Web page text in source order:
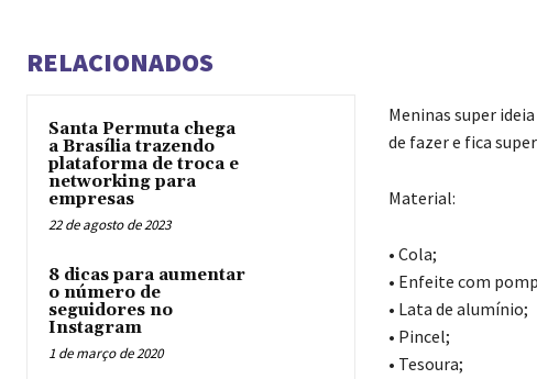
RELACIONADOS
Santa Permuta chega
a Brasília trazendo
plataforma de troca e
networking para
empresas
22 de agosto de 2023
8 dicas para aumentar
o número de
seguidores no
Instagram
1 de março de 2020
Meninas super
de fazer e fica
Material:
• Cola;
• Enfeite com
• Lata de alumínio;
• Pincel;
• Tesoura;